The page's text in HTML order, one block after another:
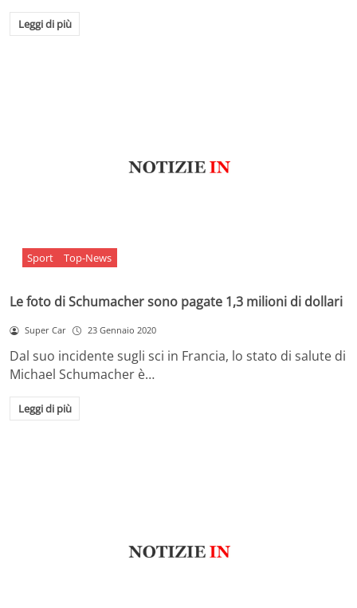
Leggi di più
Sport Top-News
Le foto di Schumacher sono pagate 1,3 milioni di dollari
Super Car 23 Gennaio 2020
Dal suo incidente sugli sci in Francia, lo stato di salute di
Michael Schumacher è…
Leggi di più